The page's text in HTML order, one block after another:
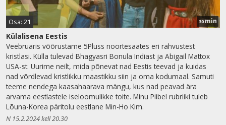
Osa: 21 30 min
Külalisena Eestis
Veebruaris võõrustame 5Pluss noortesaates eri rahvustest
kristlasi. Külla tulevad Bhagyasri Bonula Indiast ja Abigail Mattox
USA-st. Uurime neilt, mida põnevat nad Eestis teevad ja kuidas
nad võrdlevad kristlikku maastikku siin ja oma kodumaal. Samuti
teeme nendega kaasahaarava mängu, kus nad peavad ära
arvama eestlastele iseloomulikke toite. Minu Piibel rubriiki tuleb
Lõuna-Korea päritolu eestlane Min-Ho Kim.
N 15.2.2024 kell 20.30